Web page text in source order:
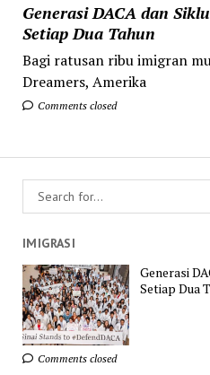
Generasi DACA dan
Setiap Dua Tahun
Bagi ratusan ribu imigran
Dreamers, Amerika
Comments closed
IMIGRASI
Generasi
Setiap Dua
Comments closed